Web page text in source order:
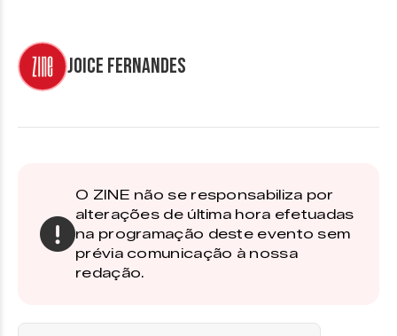
Joice Fernandes
O ZINE não se responsabiliza por
alterações de última hora efetuadas
na programação deste evento sem
prévia comunicação à nossa
redação.